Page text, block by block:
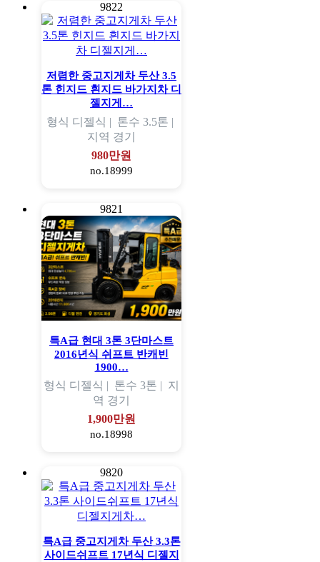
9822
저렴한 중고지게차 두산 3.5
톤 힌지드 흰지드 바가지차 디
젤지게…
형식 디젤식 | 톤수 3.5톤 |
지역 경기
980만원
no.18999
9821
특A급 현대 3톤 3단마스트
2016년식 쉬프트 반캐빈
1900…
형식 디젤식 | 톤수 3톤 | 지
역 경기
1,900만원
no.18998
9820
특A급 중고지게차 두산 3.3톤
사이드쉬프트 17년식 디젤지